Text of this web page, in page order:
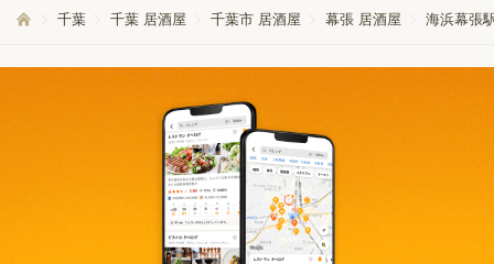
千葉 千葉 居酒屋 千葉市 居酒屋 幕張 居酒屋 海浜幕張